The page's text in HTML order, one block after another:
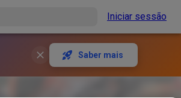
Iniciar sessão
Saber mais